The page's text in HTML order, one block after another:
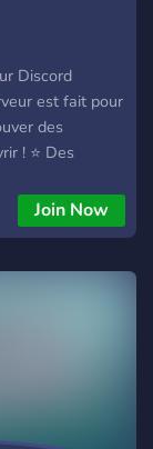
Discord
est fait pour
des
! ⭐ Des
compétent
de suggestion
Join Now